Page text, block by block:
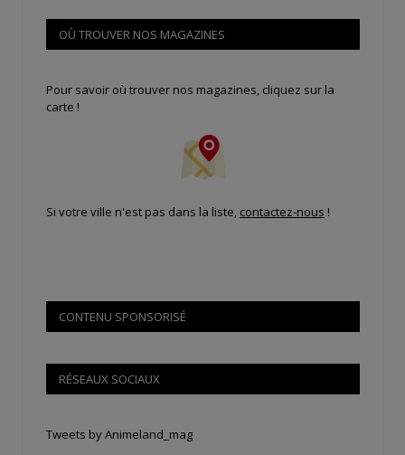
OÙ TROUVER NOS MAGAZINES
Pour savoir où trouver nos magazines, cliquez sur la
carte !
Si votre ville n'est pas dans la liste, contactez-nous !
CONTENU SPONSORISÉ
RÉSEAUX SOCIAUX
Tweets by Animeland_mag